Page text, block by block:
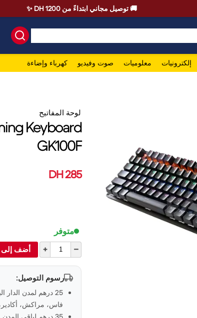
🚚 توصيل مجاني ابتداءً من 1200 DH ✨
إلكترونيات معلوميات صوت وفيديو كهرباء وإضاءة
لوحة المفاتيح
Keyboard
GK100F
285 DH
متوفر
–
+ أضف إلى
رسوم التوصيل:
25 درهم لمدن الدار
فاس، مراكش،